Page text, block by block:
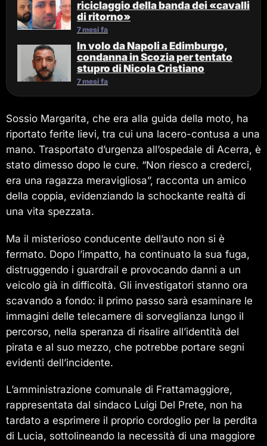
riciclaggio della banda dei «cavalli
di ritorno»
7 mesi fa
In volo da Napoli a Edimburgo,
condanna in Scozia per tentato
stupro di Nicola Cristiano
7 mesi fa
Sossio Margarita, che era alla guida della moto, ha
riportato ferite lievi, tra cui una lacero-contusa a una
mano. Trasportato d’urgenza all’ospedale di Acerra, è
stato dimesso dopo le cure. “Non riesco a crederci,
era una ragazza meravigliosa”, racconta un amico
della coppia, evidenziando la schockante realtà di
una vita spezzata.
Ma il misterioso conducente dell’auto non si è
fermato. Dopo l’impatto, ha continuato la sua fuga,
distruggendo i guardrail e provocando danni a un
veicolo già in difficoltà. Gli investigatori stanno ora
scavando a fondo: il primo passo sarà esaminare le
immagini delle telecamere di sorveglianza lungo il
percorso, nella speranza di risalire all’identità del
pirata e al suo mezzo, che potrebbe portare segni
evidenti dell’incidente.
L’amministrazione comunale di Frattamaggiore,
rappresentata dal sindaco Luigi Del Prete, non ha
tardato a esprimere il proprio cordoglio per la perdita
di Lucia, sottolineando la necessità di una maggiore